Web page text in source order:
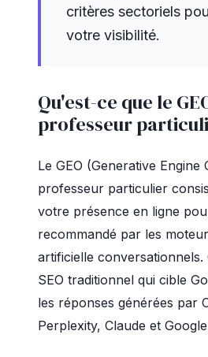
critères sectoriels
votre visibilité.
Qu'est-ce que le
professeur
Le GEO (Generative
professeur particulier
votre présence en ligne
recommandé par les
artificielle
SEO traditionnel qui cible
les réponses générées par
Perplexity, Claude et